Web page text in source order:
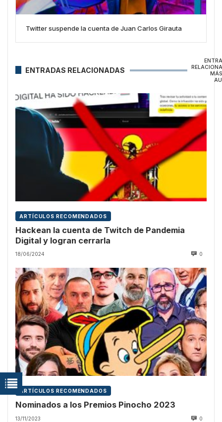
Twitter suspende la cuenta de Juan Carlos Girauta
ENTRADAS RELACIONADAS
ARTÍCULOS RECOMENDADOS
Hackean la cuenta de Twitch de Pandemia
Digital y logran cerrarla
18/06/2024 0
ARTÍCULOS RECOMENDADOS
Nominados a los Premios Pinocho 2023
13/11/2023 0